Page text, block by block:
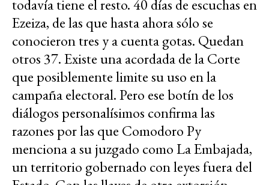
todavía tiene el resto. 40 días de escuchas en
Ezeiza, de las que hasta ahora sólo se
conocieron tres y a cuenta gotas. Quedan
otros 37. Existe una acordada de la Corte
que posiblemente limite su uso en la
campaña electoral. Pero ese botín de los
diálogos personalísimos confirma las
razones por las que Comodoro Py
menciona a su juzgado como La Embajada,
un territorio gobernado con leyes fuera del